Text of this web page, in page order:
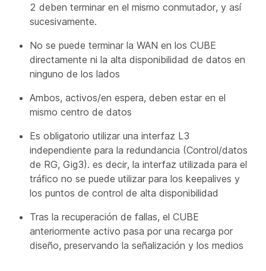
2 deben terminar en el mismo conmutador, y así
sucesivamente.
No se puede terminar la WAN en los CUBE
directamente ni la alta disponibilidad de datos en
ninguno de los lados
Ambos, activos/en espera, deben estar en el
mismo centro de datos
Es obligatorio utilizar una interfaz L3
independiente para la redundancia (Control/datos
de RG, Gig3). es decir, la interfaz utilizada para el
tráfico no se puede utilizar para los keepalives y
los puntos de control de alta disponibilidad
Tras la recuperación de fallas, el CUBE
anteriormente activo pasa por una recarga por
diseño, preservando la señalización y los medios